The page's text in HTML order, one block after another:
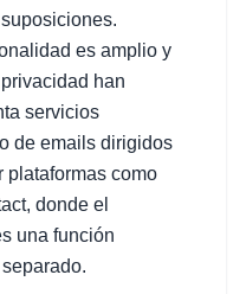
es amplio y
han
servicios
de emails dirigidos
plataformas como
donde el
una función